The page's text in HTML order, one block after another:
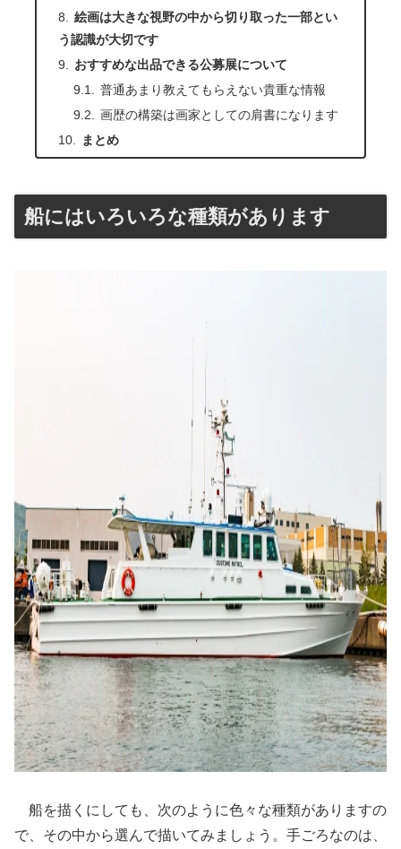
絵画は大きな視野の中から切り取った一部とい
う認識が大切です
おすすめな出品できる公募展について
普通あまり教えてもらえない貴重な情報
画歴の構築は画家としての肩書になります
まとめ
船にはいろいろな種類があります
船を描くにしても、次のように色々な種類がありますの
で、その中から選んで描いてみましょう。手ごろなのは、